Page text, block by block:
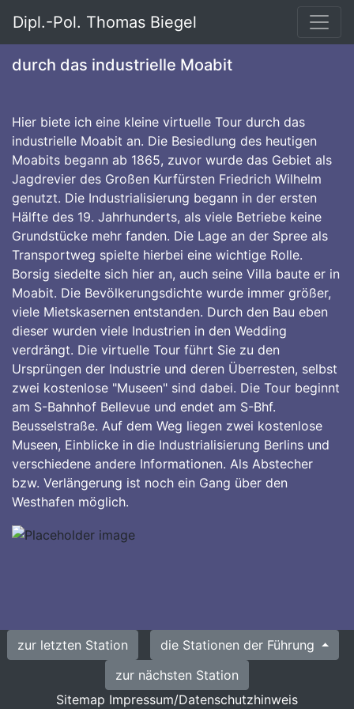
zur letzten Station
die Stationen der Führung
zur nächsten Station
Sitemap Impressum/Datenschutzhinweis
Dipl.-Pol. Thomas Biegel
durch das industrielle Moabit
Hier biete ich eine kleine virtuelle Tour durch das
industrielle Moabit an. Die Besiedlung des heutigen
Moabits begann ab 1865, zuvor wurde das Gebiet als
Jagdrevier des Großen Kurfürsten Friedrich Wilhelm
genutzt. Die Industrialisierung begann in der ersten
Hälfte des 19. Jahrhunderts, als viele Betriebe keine
Grundstücke mehr fanden. Die Lage an der Spree als
Transportweg spielte hierbei eine wichtige Rolle.
Borsig siedelte sich hier an, auch seine Villa baute er in
Moabit. Die Bevölkerungsdichte wurde immer größer,
viele Mietskasernen entstanden. Durch den Bau eben
dieser wurden viele Industrien in den Wedding
verdrängt. Die virtuelle Tour führt Sie zu den
Ursprüngen der Industrie und deren Überresten, selbst
zwei kostenlose "Museen" sind dabei. Die Tour beginnt
am S-Bahnhof Bellevue und endet am S-Bhf.
Beusselstraße. Auf dem Weg liegen zwei kostenlose
Museen, Einblicke in die Industrialisierung Berlins und
verschiedene andere Informationen. Als Abstecher
bzw. Verlängerung ist noch ein Gang über den
Westhafen möglich.